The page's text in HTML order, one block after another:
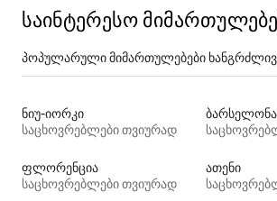
საინტერესო
პოპულარული მიმართულებები
ნიუ-იორკი
საცხოვრებლები თვიურად
ბარსელონა
ფლორენცია
საცხოვრებლები თვიურად
ათენი